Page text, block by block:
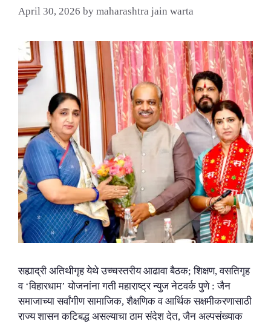
April 30, 2026 by maharashtra jain warta
सह्याद्री अतिथीगृह येथे उच्चस्तरीय आढावा बैठक; शिक्षण, वसतिगृह
व ‘विहारधाम’ योजनांना गती महाराष्ट्र न्युज नेटवर्क पुणे : जैन
समाजाच्या सर्वांगीण सामाजिक, शैक्षणिक व आर्थिक सक्षमीकरणासाठी
राज्य शासन कटिबद्ध असल्याचा ठाम संदेश देत, जैन अल्पसंख्याक